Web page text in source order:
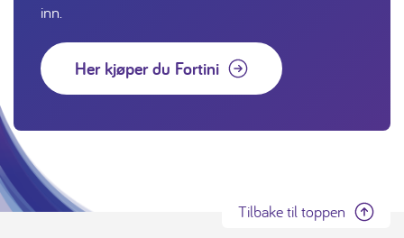
inn.
Her kjøper du Fortini
Tilbake til toppen